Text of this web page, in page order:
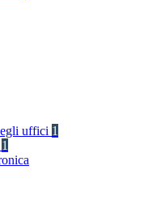
uffici 1
1